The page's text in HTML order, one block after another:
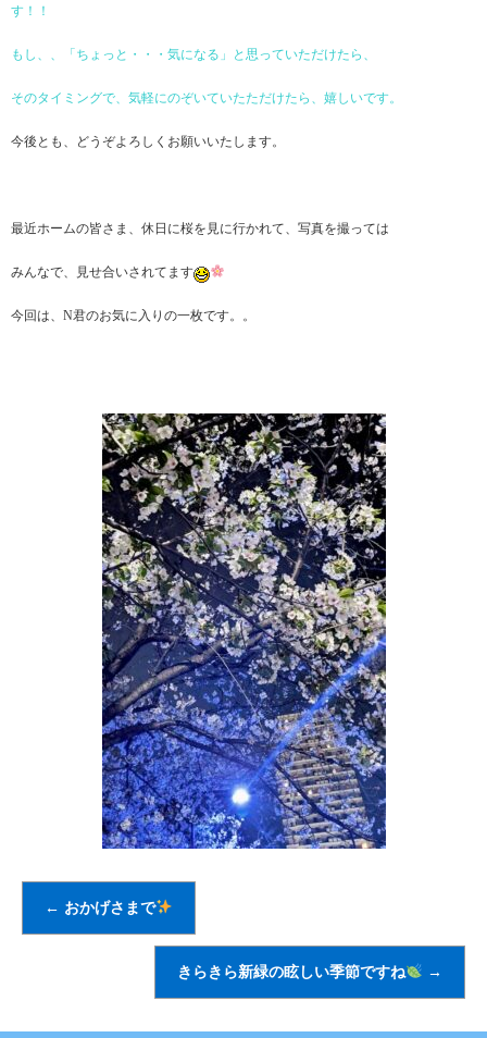
す！！
もし、、「ちょっと・・・気になる」と思っていただけたら、
そのタイミングで、気軽にのぞいていたただけたら、嬉しいです。
今後とも、どうぞよろしくお願いいたします。
最近ホームの皆さま、休日に桜を見に行かれて、写真を撮っては
みんなで、見せ合いされてます
今回は、N君のお気に入りの一枚です。。
← おかげさまで
きらきら新緑の眩しい季節ですね →